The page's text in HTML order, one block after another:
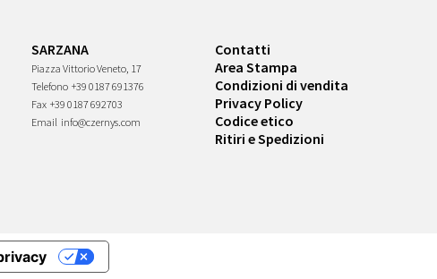
SARZANA
Piazza Vittorio Veneto, 17
Telefono +39 0187 691376
Fax +39 0187 692703
Email info@czernys.com
Contatti
Area Stampa
Condizioni di vendita
Privacy Policy
Codice etico
Ritiri e Spedizioni